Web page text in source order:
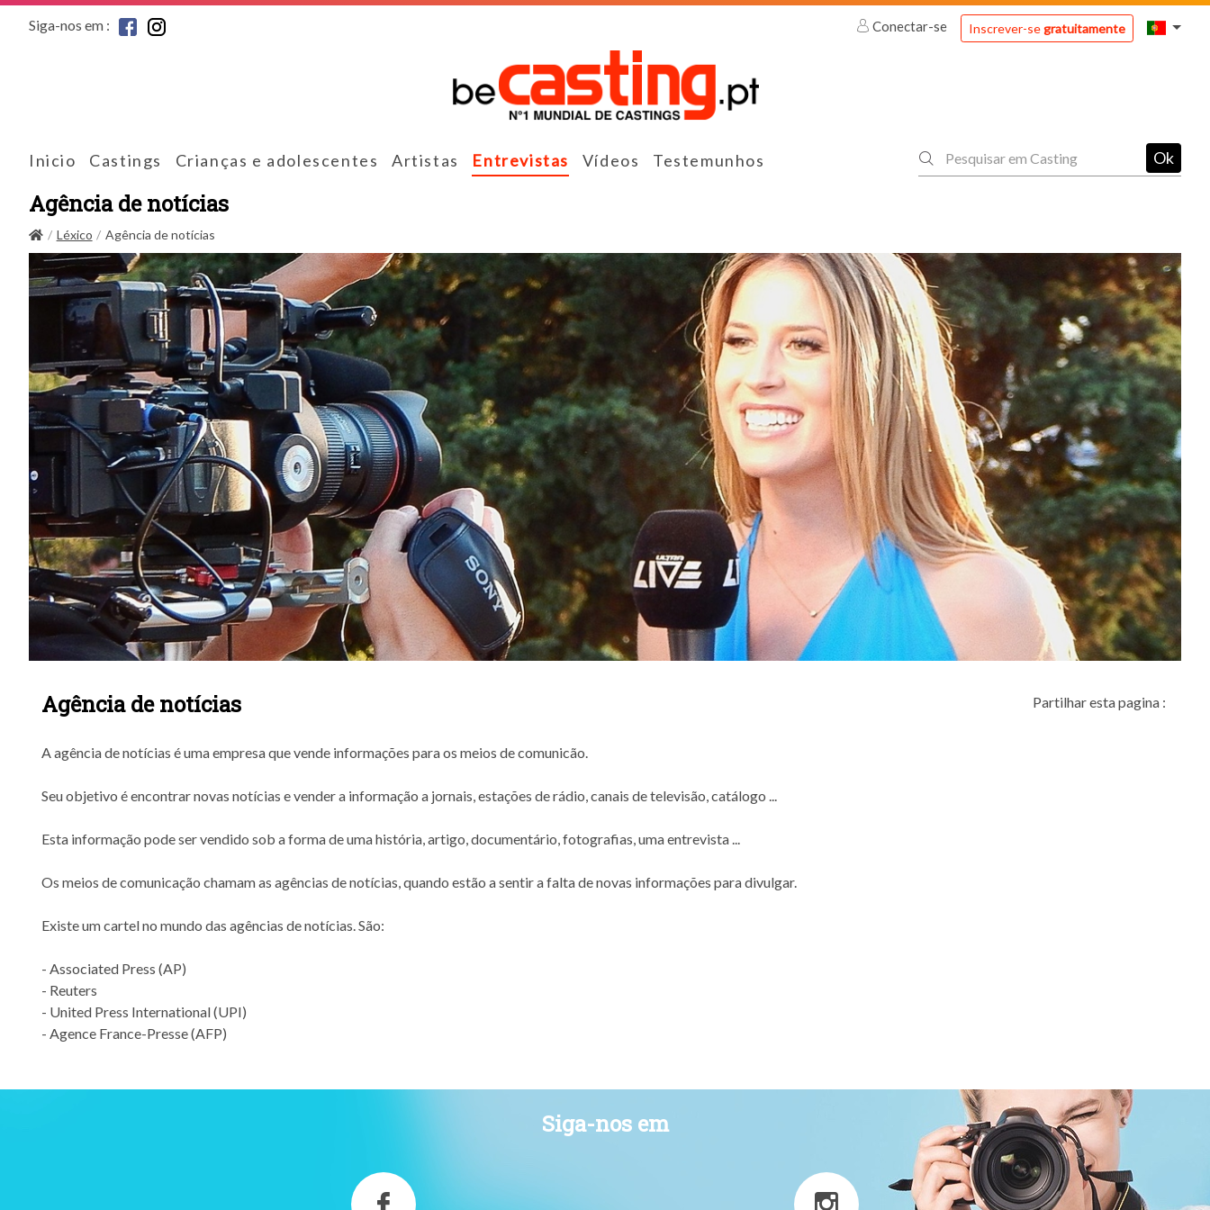
Siga-nos em : Conectar-se Inscrever-segratuitamente
Inicio Castings Crianças e adolescentes Artistas Entrevistas Vídeos Testemunhos Ok
Agência de notícias
Léxico Agência de notícias
Agência de notícias Partilhar esta pagina :
A agência de notícias é uma empresa que vende informações para os meios de comunicão.
Seu objetivo é encontrar novas notícias e vender a informação a jornais, estações de rádio, canais de televisão, catálogo ...
Esta informação pode ser vendido sob a forma de uma história, artigo, documentário, fotografias, uma entrevista ...
Os meios de comunicação chamam as agências de notícias, quando estão a sentir a falta de novas informações para divulgar.
Existe um cartel no mundo das agências de notícias. São:
- Associated Press (AP)
- Reuters
- United Press International (UPI)
- Agence France-Presse (AFP)
Siga-nos em